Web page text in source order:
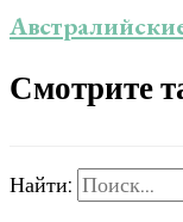
Смотрите
Найти: